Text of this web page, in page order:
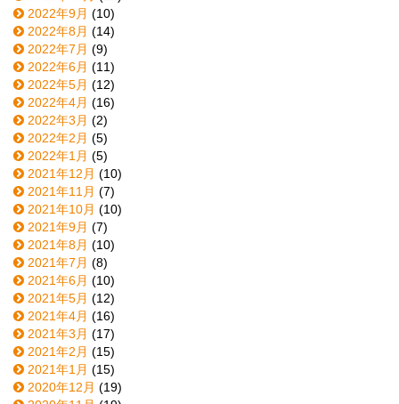
2022年9月 (10)
2022年8月 (14)
2022年7月 (9)
2022年6月 (11)
2022年5月 (12)
2022年4月 (16)
2022年3月 (2)
2022年2月 (5)
2022年1月 (5)
2021年12月 (10)
2021年11月 (7)
2021年10月 (10)
2021年9月 (7)
2021年8月 (10)
2021年7月 (8)
2021年6月 (10)
2021年5月 (12)
2021年4月 (16)
2021年3月 (17)
2021年2月 (15)
2021年1月 (15)
2020年12月 (19)